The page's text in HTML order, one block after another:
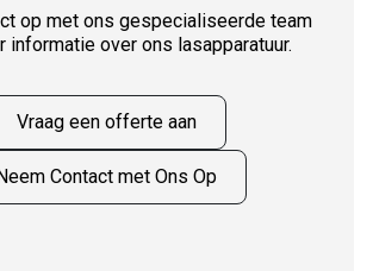
op met ons gespecialiseerde team
informatie over ons lasapparatuur.
Vraag een offerte aan
Contact met Ons Op